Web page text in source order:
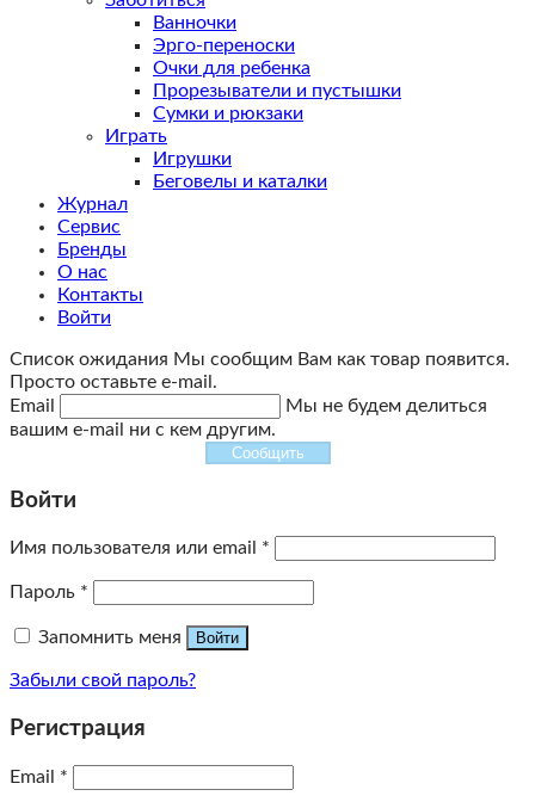
Ванночки
Эрго-переноски
Очки для ребенка
Прорезыватели и пустышки
Сумки и рюкзаки
Играть
Игрушки
Беговелы и каталки
Журнал
Сервис
Бренды
О нас
Контакты
Войти
Список ожидания Мы сообщим Вам как товар появится.
Просто оставьте e-mail.
Email
Мы не будем делиться
вашим e-mail ни с кем другим.
Сообщить
Войти
Имя пользователя или email *
Пароль *
Запомнить меня Войти
Забыли свой пароль?
Регистрация
Email *